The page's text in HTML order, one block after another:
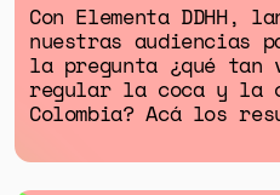
Con Elementa DDHH,
nuestras audiencias
la pregunta ¿qué
regular la coca y la
Colombia? Acá los